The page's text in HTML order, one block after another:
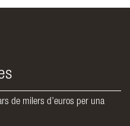
de milers d’euros per una